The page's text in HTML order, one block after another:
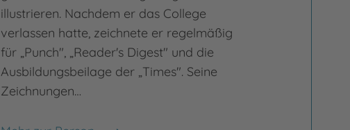
illustrieren. Nachdem er das College
verlassen hatte, zeichnete er regelmäßig
für „Punch", „Reader's Digest" und die
Ausbildungsbeilage der „Times". Seine
Zeichnungen…